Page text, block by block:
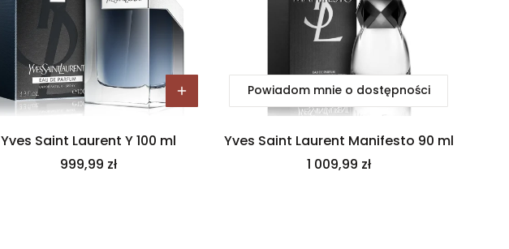
Yves Saint Laurent Y 100 ml
Cena
999,99 zł
Powiadom mnie o dostępności
Yves Saint Laurent Manifesto 90 ml
Cena
1 009,99 zł